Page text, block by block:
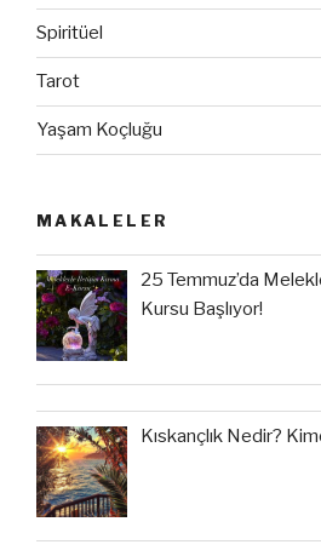
Spiritüel
Tarot
Yaşam Koçluğu
MAKALELER
25 Temmuz’da
Kursu Başlıyor!
Kıskançlık Nedir?